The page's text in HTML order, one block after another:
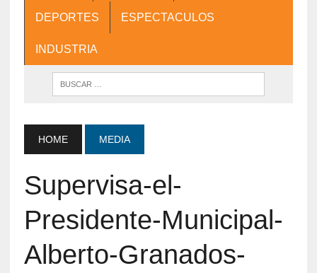
DEPORTES ESPECTACULOS
INDUSTRIA
HOME MEDIA
Supervisa-el-
Presidente-Municipal-
Alberto-Granados-